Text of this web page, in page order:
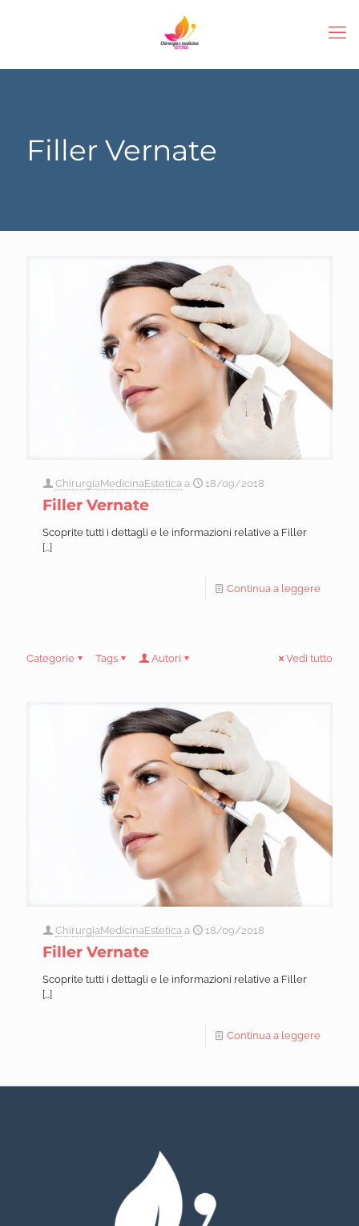
Filler Vernate
ChirurgiaMedicinaEstetica a 18/09/2018
Filler Vernate
Scoprite tutti i dettagli e le informazioni relative a Filler
[…]
Continua a leggere
Categorie Tags Autori Vedi tutto
ChirurgiaMedicinaEstetica a 18/09/2018
Filler Vernate
Scoprite tutti i dettagli e le informazioni relative a Filler
[…]
Continua a leggere